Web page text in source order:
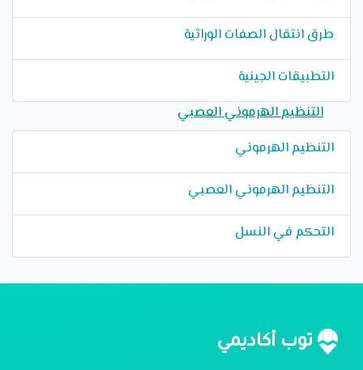
طرق انتقال الصفات الوراثية
التطبيقات الجينية
التنظيم الهرموني العصبي
التنظيم الهرموني
التنظيم الهرموني العصبي
التحكم في النسل
توب أكاديمي